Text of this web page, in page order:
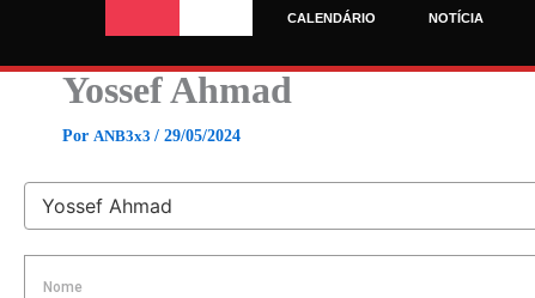
o
CALENDÁRIO NOTÍCIA
Yossef Ahmad
Por ANB3x3 / 29/05/2024
Nome